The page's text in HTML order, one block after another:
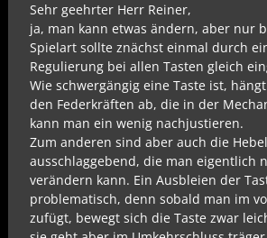
Sehr geehrter Herr Reiner,
ja, man kann etwas ändern, aber nur
Spielart sollte znächst einmal durch
Regulierung bei allen Tasten gleich
Wie schwergängig eine Taste ist,
den Federkräften ab, die in der
kann man ein wenig nachjustieren.
Zum anderen sind aber auch die
ausschlaggebend, die man eigentlich
verändern kann. Ein Ausbleien der
problematisch, denn sobald man im
zufügt, bewegt sich die Taste zwar